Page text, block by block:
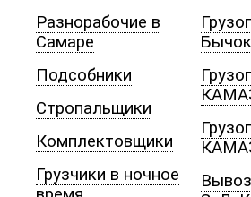
Разнорабочие в
Самаре
Подсобники
Стропальщики
Комплектовщики
Грузчики в ночное
Бычок